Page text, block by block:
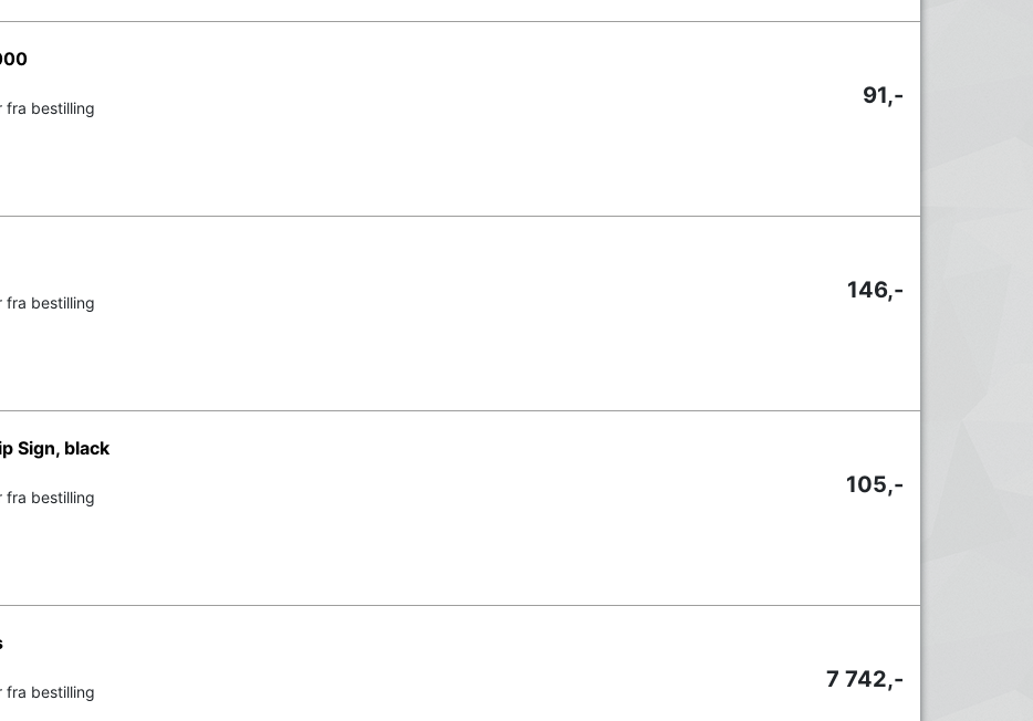
fra bestilling 91,-
fra bestilling 146,-
Sign, black
fra bestilling 105,-
fra bestilling 7 742,-